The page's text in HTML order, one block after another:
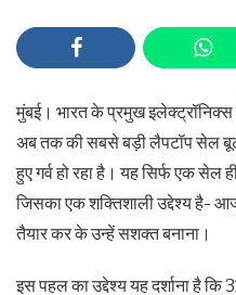
मुंबई। भारत के प्रमुख
अब तक की सबसे बड़ी लैपटॉप सेल
हुए गर्व हो रहा है। यह सिर्फ एक सेल
जिसका एक शक्तिशाली उद्देश्य है-
तैयार कर के उन्हें सशक्त बनाना।
इस पहल का उद्देश्य यह दर्शाना है